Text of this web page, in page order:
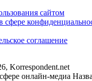
сайтом
сфере
соглашение
Korrespondent.net
онлайн-медиа